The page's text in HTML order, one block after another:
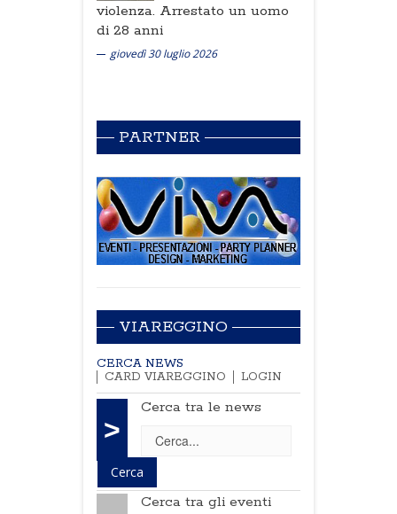
violenza. Arrestato un uomo
di 28 anni
giovedì 30 luglio 2026
PARTNER
VIAREGGINO
CERCA NEWS
CARD VIAREGGINO
LOGIN
>
Cerca tra le news
Cerca tra gli eventi